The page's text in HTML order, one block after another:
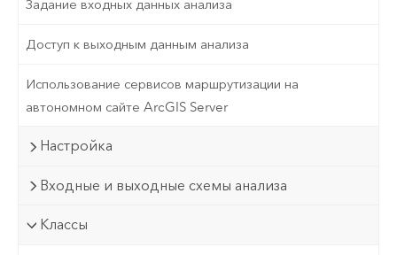
Задание входных данных анализа
Доступ к выходным данным анализа
Использование сервисов маршрутизации на
автономном сайте ArcGIS Server
Настройка
Входные и выходные схемы анализа
Классы